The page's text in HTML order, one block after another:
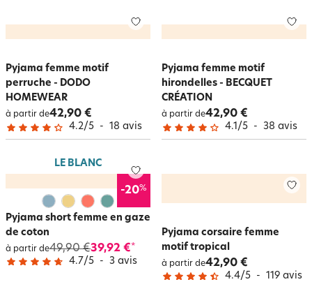
Pyjama femme motif
perruche - DODO
HOMEWEAR
à partir de42,90 €
4.2/5 - 18 avis
Pyjama femme motif
hirondelles - BECQUET
CRÉATION
à partir de42,90 €
4.1/5 - 38 avis
LE BLANC
-20%
Pyjama short femme en gaze
de coton
à partir de49,90 €39,92 €*
4.7/5 - 3 avis
Pyjama corsaire femme
motif tropical
à partir de42,90 €
4.4/5 - 119 avis